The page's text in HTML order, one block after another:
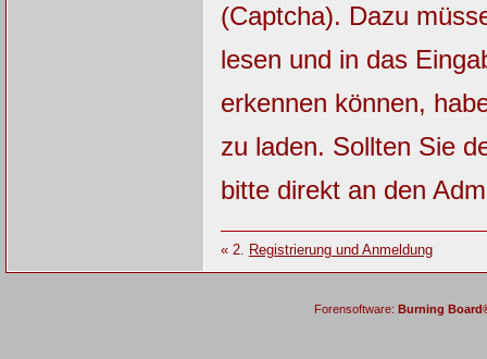
(Captcha). Dazu
lesen und in das
erkennen können,
zu laden. Sollten Sie
bitte direkt an den
« 2. Registrierung und Anmeldung
Forensoftware: Burning